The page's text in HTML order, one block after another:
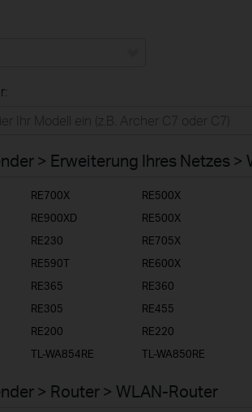
> Erweiterung Ihres Netzes >
RE700X RE500X
RE900XD RE500X
RE230 RE705X
RE590T RE600X
RE365 RE360
RE305 RE455
RE200 RE220
TL-WA854RE TL-WA850RE
> Router > WLAN-Router